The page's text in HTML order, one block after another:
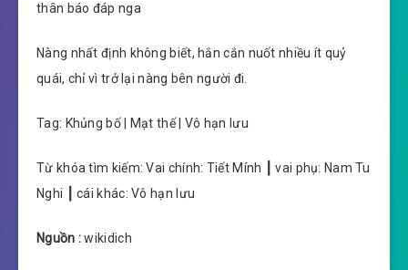
thân báo đáp nga
Nàng nhất định không biết, hắn cắn nuốt nhiều ít quỷ
quái, chỉ vì trở lại nàng bên người đi.
Tag: Khủng bố | Mạt thế | Vô hạn lưu
Từ khóa tìm kiếm: Vai chính: Tiết Mính ┃ vai phụ: Nam Tu
Nghi ┃ cái khác: Vô hạn lưu
Nguồn :wikidich